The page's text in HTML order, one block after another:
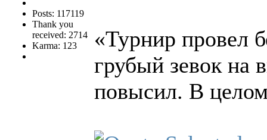
Posts: 117119
Thank you
received: 2714
Karma: 123
«Турнир провел
грубый зевок на
повысил. В